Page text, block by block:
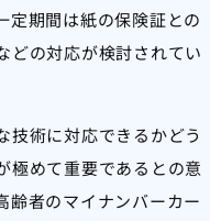
定期間は紙の保険証との
どの対応が検討されてい
技術に対応できるかどう
極めて重要であるとの意
齢者のマイナンバーカー